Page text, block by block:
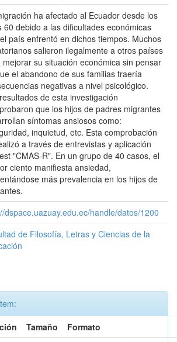
ha afectado al Ecuador desde los
60 debido a las dificultades económicas
país enfrentó en dichos tiempos. Muchos
salieron ilegalmente a otros países
mejorar su situación económica sin pensar
el abandono de sus familias traería
negativas a nivel psicológico.
de esta investigación
que los hijos de padres migrantes
síntomas ansiosos como:
inquietud, etc. Esta comprobación
a través de entrevistas y aplicación
"CMAS-R". En un grupo de 40 casos, el
ciento manifiesta ansiedad,
más prevalencia en los hijos de
dspace.uazuay.edu.ec/handle/datos/1200
de Filosofía, Letras y Ciencias de la
Tamaño
Formato